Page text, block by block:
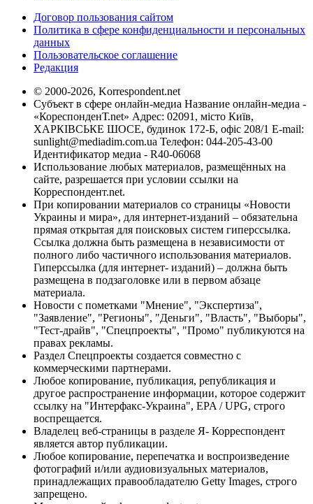
Договор пользования сайтом
Политика в сфере конфиденциальности и персональных
данных
Пользовательское соглашение
Редакция
© 2000-2026, Korrespondent.net
Субъект в сфере онлайн-медиа Название онлайн-медиа -
«КореспонденТ.net» Адрес: 02091, місто Київ,
ХАРКІВСЬКЕ ШОСЕ, будинок 172-Б, офіс 208/1 E-mail:
sunlight@mediadim.com.ua Телефон: 044-205-43-00
Идентификатор медиа - R40-06068
Использование любых материалов, размещённых на
сайте, разрешается при условии ссылки на
Корреспондент.net.
При копировании материалов со страницы «Новости
Украины и мира», для интернет-изданий – обязательна
прямая открытая для поисковых систем гиперссылка.
Ссылка должна быть размещена в независимости от
полного либо частичного использования материалов.
Гиперссылка (для интернет- изданий) – должна быть
размещена в подзаголовке или в первом абзаце
материала.
Новости с пометками "Мнение", "Экспертиза",
"Заявление", "Регионы", "Деньги", "Власть", "Выборы",
"Тест-драйв", "Спецпроекты", "Промо" публикуются на
правах рекламы.
Раздел Спецпроекты создается совместно с
коммерческими партнерами.
Любое копирование, публикация, републикация и
другое распространение информации, которое содержит
ссылку на "Интерфакс-Украина", EPA / UPG, строго
воспрещается.
Владелец веб-страницы в разделе Я- Корреспондент
является автор публикации.
Любое копирование, перепечатка и воспроизведение
фотографий и/или аудиовизуальных материалов,
принадлежащих правообладателю Getty Images, строго
запрещено.